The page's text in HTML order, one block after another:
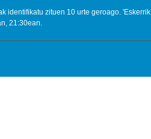
identifikatu zituen 10 urte geroago. 'Eskerrik
21:30ean.